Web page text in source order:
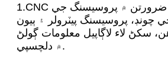
1.CNC مشيننگ: ان جي ضرورتن ۾ پروسيسنگ جي
چونڊ، پروسيسنگ پيٽرولر ۽ ٻيون
سکڻ لاء لاڳاپيل معلومات ڳولڻ
۾ دلچسپي.